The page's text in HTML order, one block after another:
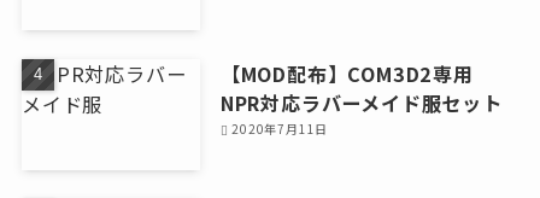
【MOD配布】COM3D2専用
NPR対応ラバーメイド服セット
2020年7月11日